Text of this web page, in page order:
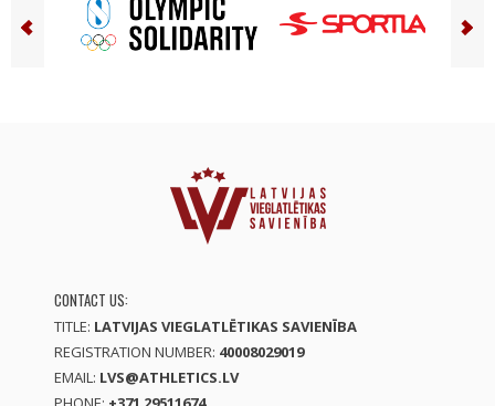
CONTACT US:
TITLE: LATVIJAS VIEGLATLĒTIKAS SAVIENĪBA
REGISTRATION NUMBER: 40008029019
EMAIL: LVS@ATHLETICS.LV